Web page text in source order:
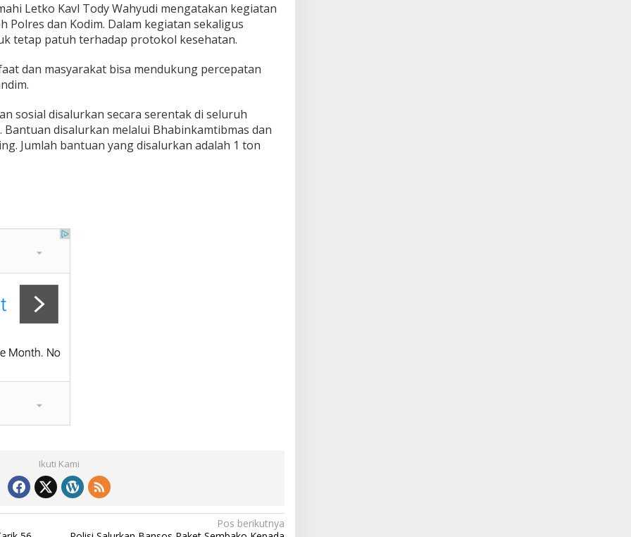
Letko Kavl Tody Wahyudi mengatakan kegiatan
Polres dan Kodim. Dalam kegiatan sekaligus
tetap patuh terhadap protokol kesehatan.
dan masyarakat bisa mendukung percepatan
sosial disalurkan secara serentak di seluruh
Bantuan disalurkan melalui Bhabinkamtibmas dan
Jumlah bantuan yang disalurkan adalah 1 ton
Ikuti Kami
Pos berikutnya